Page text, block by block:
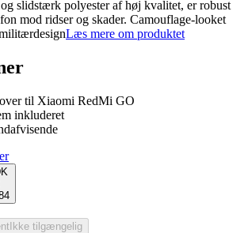
slidstærk polyester af høj kvalitet, er robust
mod ridser og skader. Camouflage-looket
Læs mere om produktet
til Xiaomi RedMi GO
inkluderet
Ikke tilgængelig